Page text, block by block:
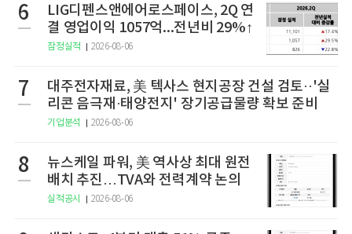
6
LIG디펜스앤에어로스페이스, 2Q 연
결 영업이익 1057억...전년비 29%↑
잠정실적 2026-08-06
7
대주전자재료, 美 텍사스 현지공장 건설 검토··'실
리콘 음극재·태양전지' 장기공급물량 확보 준비
기업분석 2026-08-06
8
뉴스케일 파워, 美 역사상 최대 원전
배치 추진…TVA와 전력계약 논의
실적공시 2026-08-06